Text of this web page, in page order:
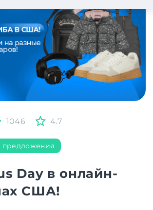
1046 4.7
Day в онлайн-
США!